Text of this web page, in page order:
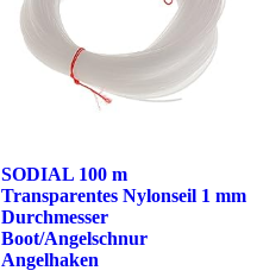
SODIAL 100 m
Transparentes Nylonseil 1 mm
Durchmesser
Boot/Angelschnur
Angelhaken